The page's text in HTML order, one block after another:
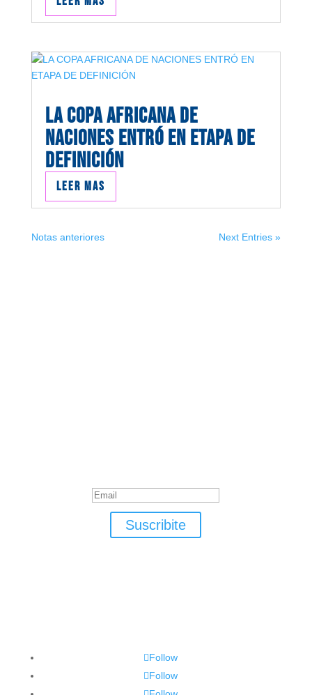
LA COPA AFRICANA DE
NACIONES ENTRÓ EN ETAPA DE
DEFINICIÓN
Leer mas
Notas anteriores Next Entries »
Suscribite
Follow
Follow